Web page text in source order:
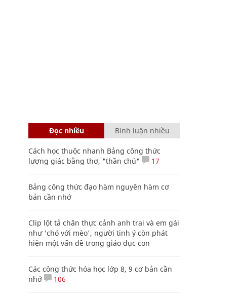
Đọc nhiều Bình luận nhiều
Cách học thuộc nhanh Bảng công thức
lượng giác bằng thơ, "thần chú"
17
Bảng công thức đạo hàm nguyên hàm cơ
bản cần nhớ
Clip lột tả chân thực cảnh anh trai và em gái
như 'chó với mèo', người tinh ý còn phát
hiện một vấn đề trong giáo dục con
Các công thức hóa học lớp 8, 9 cơ bản cần
nhớ
106